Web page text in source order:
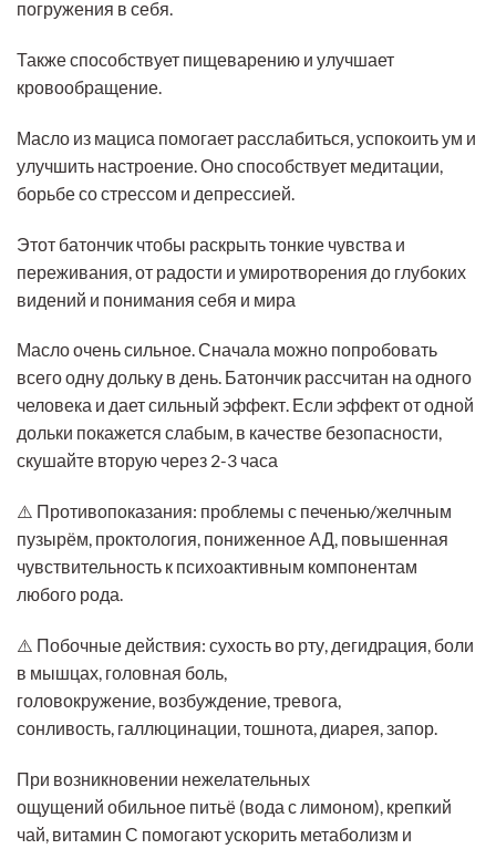
погружения в себя.
Также способствует пищеварению и улучшает
кровообращение.
Масло из мациса помогает расслабиться, успокоить ум и
улучшить настроение. Оно способствует медитации,
борьбе со стрессом и депрессией.
Этот батончик чтобы раскрыть тонкие чувства и
переживания, от радости и умиротворения до глубоких
видений и понимания себя и мира
Масло очень сильное. Сначала можно попробовать
всего одну дольку в день. Батончик рассчитан на одного
человека и дает сильный эффект. Если эффект от одной
дольки покажется слабым, в качестве безопасности,
скушайте вторую через 2-3 часа
⚠️ Противопоказания: проблемы с печенью/желчным
пузырём, проктология, пониженное АД, повышенная
чувствительность к психоактивным компонентам
любого рода.
⚠️ Побочные действия: сухость во рту, дегидрация, боли
в мышцах, головная боль,
головокружение, возбуждение, тревога,
сонливость, галлюцинации, тошнота, диарея, запор.
При возникновении нежелательных
ощущений обильное питьё (вода с лимоном), крепкий
чай, витамин С помогают ускорить метаболизм и